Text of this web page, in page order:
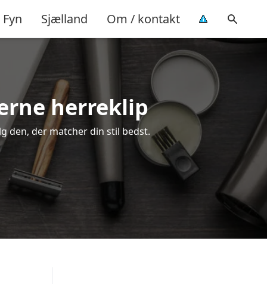
Fyn Sjælland Om / kontakt
herreklip
den, der matcher din stil bedst.